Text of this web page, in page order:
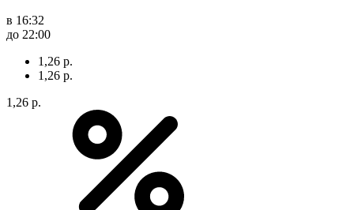
в 16:32
до 22:00
1,26 р.
1,26 р.
1,26 р.